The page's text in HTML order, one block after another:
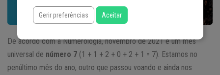
De acordo com a Numerologia, novembro de 2021 é um mês
universal de número 7 (1 + 1 + 2 + 0 + 2 + 1 = 7). Estamos no
penúltimo mês do ano, outro que passou voando e ainda nos
Gerir preferências Aceitar